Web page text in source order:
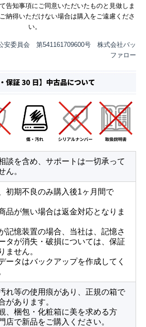
告知事項にご同意いただいたものと見做しま
納得いただけない場合は購入をご遠慮くださ
い。
安委員会 第541161709600号 株式会社バッ
ファロー
談を含め、サポートは一切承って
ん。
初期不良のみ購入後1ヶ月間で
品が無い場合は返金対応となりま
記憶装置の場合、当社は、記憶さ
タが消失・破損については、保証
ません。
ータはバックアップを作成してく
れ等の使用痕があり、正規の箱で
があります。
、梱包・化粧箱に美を求める方
店で新品をご購入ください。